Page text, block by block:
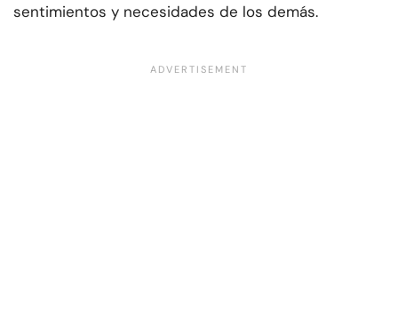
sentimientos y necesidades de los demás.